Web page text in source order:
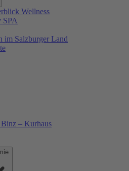
Wellness
SPA
im Salzburger Land
– Kurhaus